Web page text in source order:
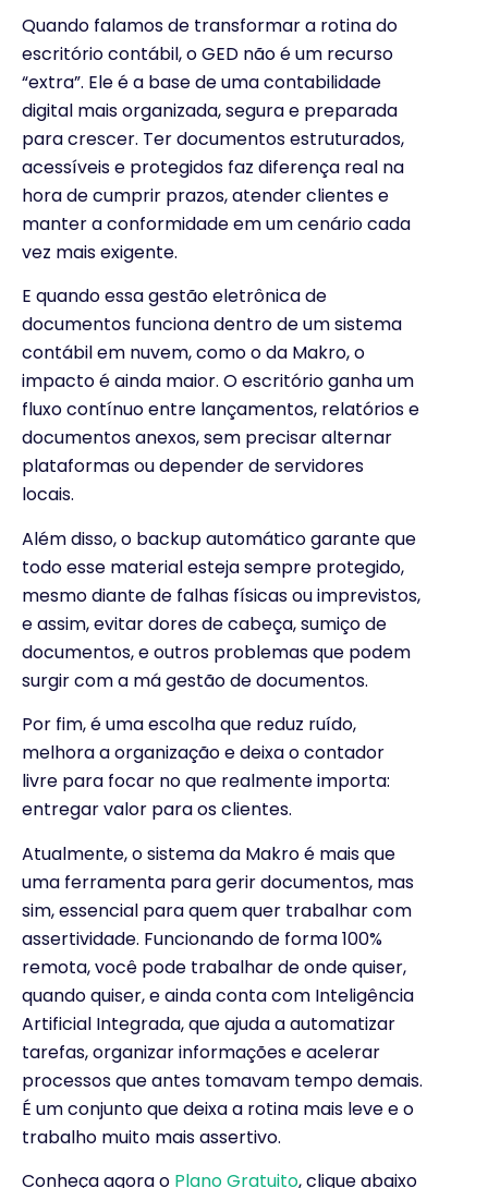
Quando falamos de transformar a rotina do
escritório contábil, o GED não é um recurso
“extra”. Ele é a base de uma contabilidade
digital mais organizada, segura e preparada
para crescer. Ter documentos estruturados,
acessíveis e protegidos faz diferença real na
hora de cumprir prazos, atender clientes e
manter a conformidade em um cenário cada
vez mais exigente.
E quando essa gestão eletrônica de
documentos funciona dentro de um sistema
contábil em nuvem, como o da Makro, o
impacto é ainda maior. O escritório ganha um
fluxo contínuo entre lançamentos, relatórios e
documentos anexos, sem precisar alternar
plataformas ou depender de servidores
locais.
Além disso, o backup automático garante que
todo esse material esteja sempre protegido,
mesmo diante de falhas físicas ou imprevistos,
e assim, evitar dores de cabeça, sumiço de
documentos, e outros problemas que podem
surgir com a má gestão de documentos.
Por fim, é uma escolha que reduz ruído,
melhora a organização e deixa o contador
livre para focar no que realmente importa:
entregar valor para os clientes.
Atualmente, o sistema da Makro é mais que
uma ferramenta para gerir documentos, mas
sim, essencial para quem quer trabalhar com
assertividade. Funcionando de forma 100%
remota, você pode trabalhar de onde quiser,
quando quiser, e ainda conta com Inteligência
Artificial Integrada, que ajuda a automatizar
tarefas, organizar informações e acelerar
processos que antes tomavam tempo demais.
É um conjunto que deixa a rotina mais leve e o
trabalho muito mais assertivo.
Conheça agora o Plano Gratuito, clique abaixo